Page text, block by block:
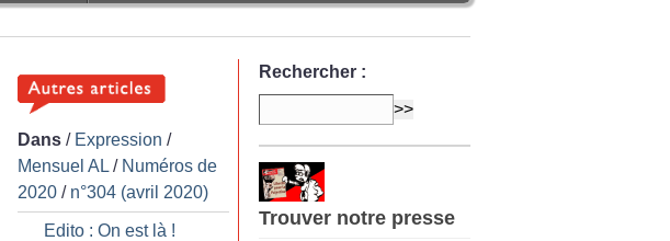
Dans / Expression /
Mensuel AL / Numéros de
2020 / n°304 (avril 2020)
Edito : On est là !
Rechercher :
Trouver notre presse